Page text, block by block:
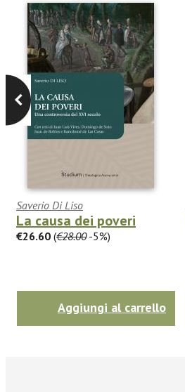
Saverio Di Liso
La causa dei poveri
€26.60 (€28.00-5%)
Aggiungi al carrello